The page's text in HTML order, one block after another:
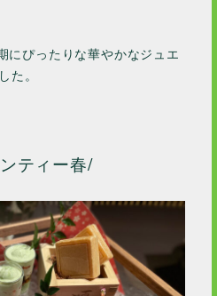
/ 5
/ 12
/ 11
/ 10
/ 9
/ 8
にぴったりな華やかなジュエ
た。
ティー春/